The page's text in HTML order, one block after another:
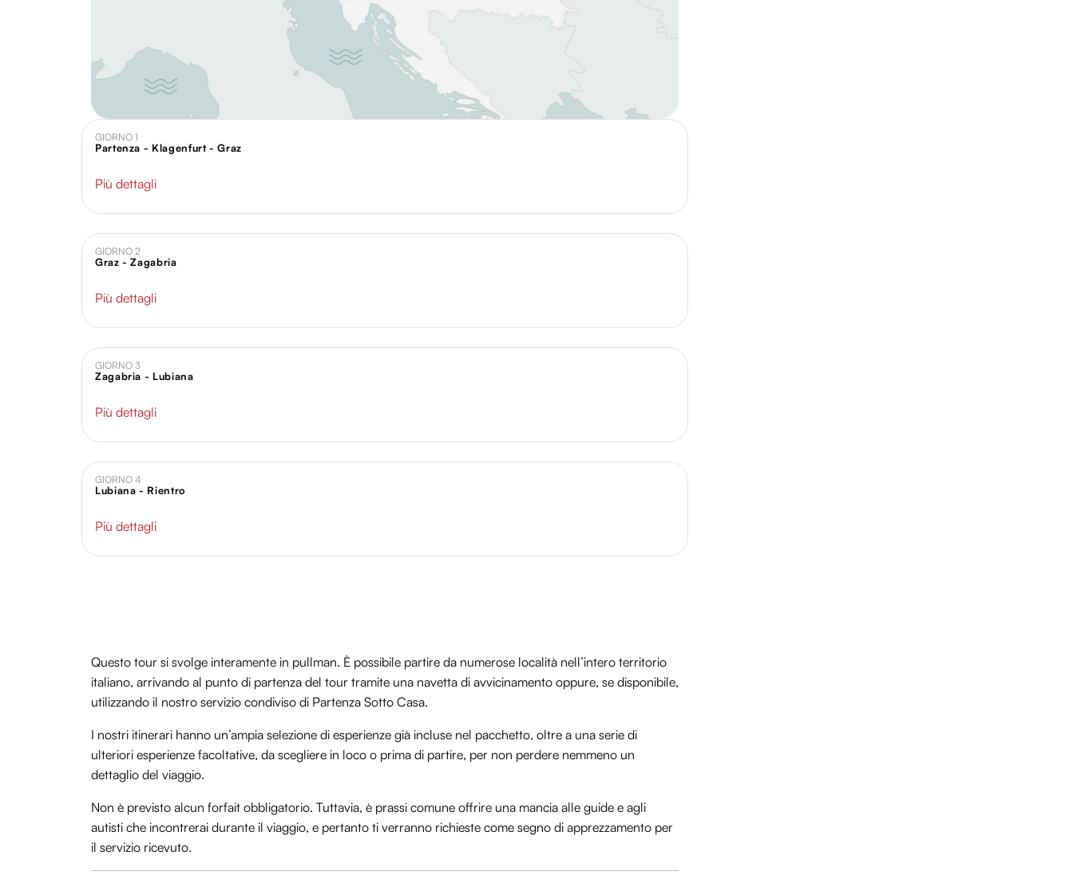
GIORNO 1
Partenza - Klagenfurt - Graz
Più dettagli
GIORNO 2
Graz - Zagabria
Più dettagli
GIORNO 3
Zagabria - Lubiana
Più dettagli
GIORNO 4
Lubiana - Rientro
Più dettagli
Questo tour si svolge interamente in pullman. È possibile partire da numerose località nell’intero territorio
italiano, arrivando al punto di partenza del tour tramite una navetta di avvicinamento oppure, se disponibile,
utilizzando il nostro servizio condiviso di Partenza Sotto Casa.
I nostri itinerari hanno un’ampia selezione di esperienze già incluse nel pacchetto, oltre a una serie di
ulteriori esperienze facoltative, da scegliere in loco o prima di partire, per non perdere nemmeno un
dettaglio del viaggio.
Non è previsto alcun forfait obbligatorio. Tuttavia, è prassi comune offrire una mancia alle guide e agli
autisti che incontrerai durante il viaggio, e pertanto ti verranno richieste come segno di apprezzamento per
il servizio ricevuto.